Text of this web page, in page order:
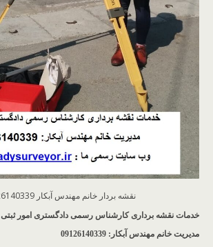
نقشه بردار خانم مهندس آبکار 09126140339
خدمات نقشه برداری کارشناس رسمی دادگستری امور ثبتی
مدیریت خانم مهندس آبکار: 09126140339